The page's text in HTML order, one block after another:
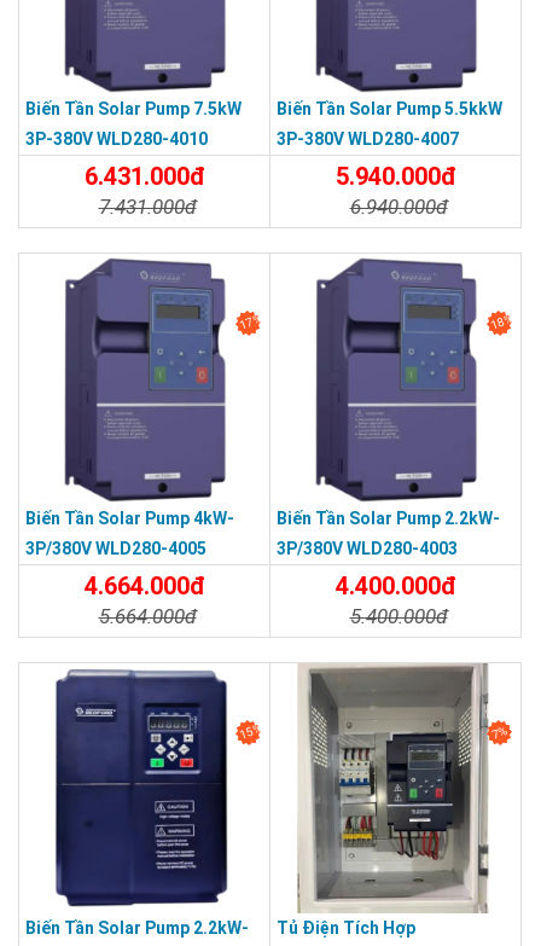
Biến Tần Solar Pump 7.5kW
3P-380V WLD280-4010
6.431.000đ
7.431.000đ
Biến Tần Solar Pump 5.5kkW
3P-380V WLD280-4007
5.940.000đ
6.940.000đ
17%
Biến Tần Solar Pump 4kW-
3P/380V WLD280-4005
4.664.000đ
5.664.000đ
18%
Biến Tần Solar Pump 2.2kW-
3P/380V WLD280-4003
4.400.000đ
5.400.000đ
15%
Biến Tần Solar Pump 2.2kW-
7%
Tủ Điện Tích Hợp